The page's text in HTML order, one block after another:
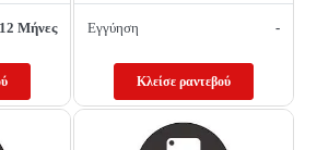
12 Μήνες Εγγύηση -
Κλείσε ραντεβού